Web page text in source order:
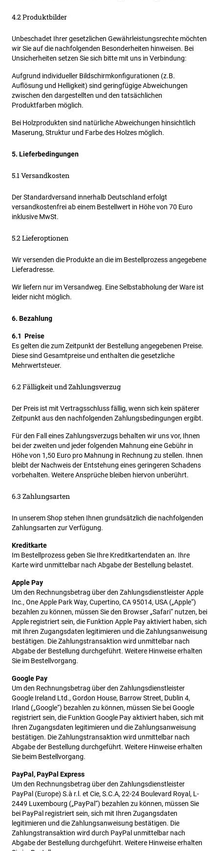
4.2 Produktbilder
Unbeschadet Ihrer gesetzlichen Gewährleistungsrechte möchten
wir Sie auf die nachfolgenden Besonderheiten hinweisen. Bei
Unsicherheiten setzen Sie sich bitte mit uns in Verbindung:
Aufgrund individueller Bildschirmkonfigurationen (z.B.
Auflösung und Helligkeit) sind geringfügige Abweichungen
zwischen den dargestellten und den tatsächlichen
Produktfarben möglich.
Bei Holzprodukten sind natürliche Abweichungen hinsichtlich
Maserung, Struktur und Farbe des Holzes möglich.
5. Lieferbedingungen
5.1 Versandkosten
Der Standardversand innerhalb Deutschland erfolgt
versandkostenfrei ab einem Bestellwert in Höhe von 70 Euro
inklusive MwSt.
5.2 Lieferoptionen
Wir versenden die Produkte an die im Bestellprozess angegebene
Lieferadresse.
Wir liefern nur im Versandweg. Eine Selbstabholung der Ware ist
leider nicht möglich.
6. Bezahlung
6.1 Preise
Es gelten die zum Zeitpunkt der Bestellung angegebenen Preise.
Diese sind Gesamtpreise und enthalten die gesetzliche
Mehrwertsteuer.
6.2 Fälligkeit und Zahlungsverzug
Der Preis ist mit Vertragsschluss fällig, wenn sich kein späterer
Zeitpunkt aus den nachfolgenden Zahlungsbedingungen ergibt.
Für den Fall eines Zahlungsverzugs behalten wir uns vor, Ihnen
bei der zweiten und jeder folgenden Mahnung eine Gebühr in
Höhe von 1,50 Euro pro Mahnung in Rechnung zu stellen. Ihnen
bleibt der Nachweis der Entstehung eines geringeren Schadens
vorbehalten. Weitere Ansprüche bleiben hiervon unberührt.
6.3 Zahlungsarten
In unserem Shop stehen Ihnen grundsätzlich die nachfolgenden
Zahlungsarten zur Verfügung.
Kreditkarte
Im Bestellprozess geben Sie Ihre Kreditkartendaten an. Ihre
Karte wird unmittelbar nach Abgabe der Bestellung belastet.
Apple Pay
Um den Rechnungsbetrag über den Zahlungsdienstleister Apple
Inc., One Apple Park Way, Cupertino, CA 95014, USA („Apple“)
bezahlen zu können, müssen Sie den Browser „Safari“ nutzen, bei
Apple registriert sein, die Funktion Apple Pay aktiviert haben, sich
mit Ihren Zugangsdaten legitimieren und die Zahlungsanweisung
bestätigen. Die Zahlungstransaktion wird unmittelbar nach
Abgabe der Bestellung durchgeführt. Weitere Hinweise erhalten
Sie im Bestellvorgang.
Google Pay
Um den Rechnungsbetrag über den Zahlungsdienstleister
Google Ireland Ltd., Gordon House, Barrow Street, Dublin 4,
Irland („Google“) bezahlen zu können, müssen Sie bei Google
registriert sein, die Funktion Google Pay aktiviert haben, sich mit
Ihren Zugangsdaten legitimieren und die Zahlungsanweisung
bestätigen. Die Zahlungstransaktion wird unmittelbar nach
Abgabe der Bestellung durchgeführt. Weitere Hinweise erhalten
Sie beim Bestellvorgang.
PayPal, PayPal Express
Um den Rechnungsbetrag über den Zahlungsdienstleister
PayPal (Europe) S.à r.l. et Cie, S.C.A, 22-24 Boulevard Royal, L-
2449 Luxembourg („PayPal“) bezahlen zu können, müssen Sie
bei PayPal registriert sein, sich mit Ihren Zugangsdaten
legitimieren und die Zahlungsanweisung bestätigen. Die
Zahlungstransaktion wird durch PayPal unmittelbar nach
Abgabe der Bestellung durchgeführt. Weitere Hinweise erhalten